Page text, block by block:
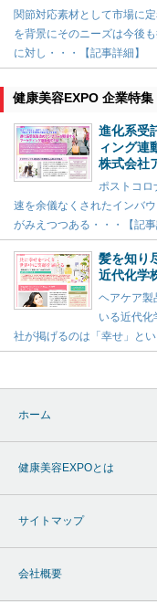
関節対応素材として市場に
を背景にそのニーズは今後
に対し・・・【記事詳細】
健康美容EXPO 企業特集
進化系受
ィング連
株式会社
ポストコロ
速を余儀なくされたインバ
がみえつつある・・・【記事
髪を知り
近代化学
ヘアケア製
いる近代
社が掲げるのは「幸せ」とい
ホーム
健康美容EXPOとは
サイトマップ
会社概要